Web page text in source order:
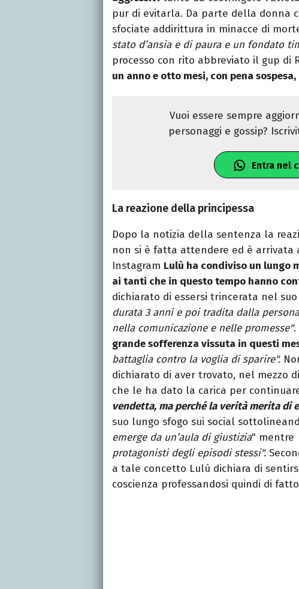
pur di evitarla. Da parte della donna
sfociate addirittura in minacce di
stato d’ansia e di paura e un fondato
processo con rito abbreviato il gup di
un anno e otto mesi, con pena
Vuoi essere sempre
personaggi e gossip?
Entra nel
La reazione della principessa
Dopo la notizia della sentenza la
non si è fatta attendere ed è arrivata
Instagram Lulù ha condiviso un lungo
ai tanti che in questo tempo hanno
dichiarato di essersi trincerata nel
durata 3 anni e poi tradita dalla
nella comunicazione e nelle promesse".
grande sofferenza vissuta in questi
battaglia contro la voglia di sparire".
dichiarato di aver trovato, nel mezzo
che le ha dato la carica per
vendetta, ma perché la verità merita di
suo lungo sfogo sui social
emerge da un’aula di giustizia" mentre
protagonisti degli episodi stessi".
a tale concetto Lulù dichiara di
coscienza professandosi quindi di